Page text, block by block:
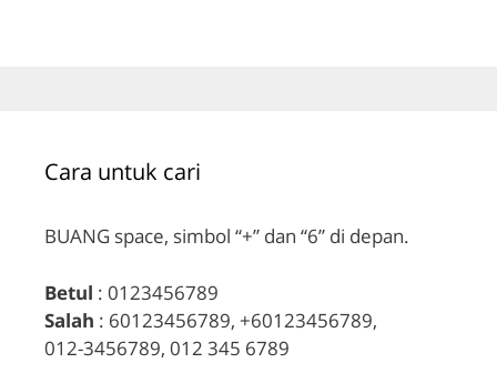
Cara untuk cari
BUANG space, simbol “+” dan “6” di depan.
Betul : 0123456789
Salah : 60123456789, +60123456789,
012-3456789, 012 345 6789